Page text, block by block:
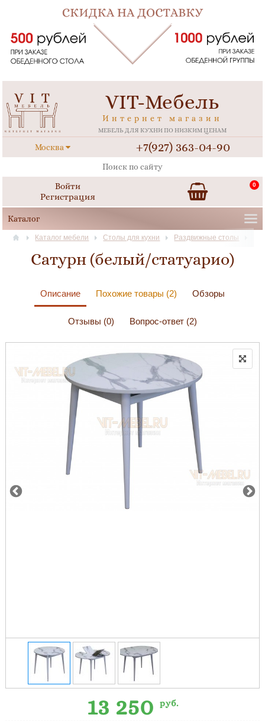
VIT-Мебель
Интернет магазин
МЕБЕЛЬ ДЛЯ КУХНИ ПО НИЗКИМ ЦЕНАМ
Москва +7(927) 363-04-90
Войти
Регистрация
0
Каталог мебели Столы для кухни Раздвижные столы
Сатурн (белый/статуарио)
Описание Похожие товары (2) Обзоры
Отзывы (0) Вопрос-ответ (2)
13 250 руб.